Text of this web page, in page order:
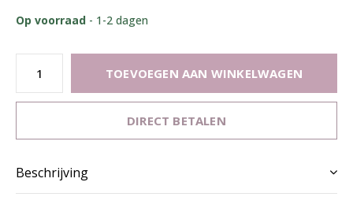
Op voorraad - 1-2 dagen
TOEVOEGEN AAN WINKELWAGEN
DIRECT BETALEN
Beschrijving